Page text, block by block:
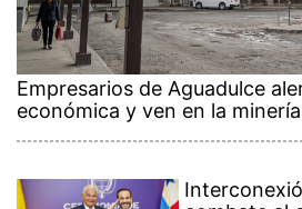
Empresarios de Aguadulce
económica y ven en la